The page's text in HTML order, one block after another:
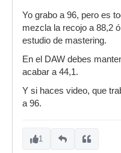
Yo grabo a 96, pero es
mezcla la recojo a 88,2
estudio de mastering.
En el DAW debes
acabar a 44,1.
Y si haces video, que
a 96.
1